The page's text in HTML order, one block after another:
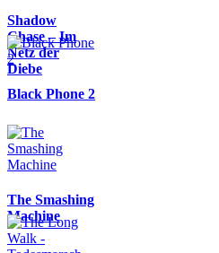
Shadow
Chase – Im
Netz der
Diebe
Black Phone 2
The Smashing
Machine